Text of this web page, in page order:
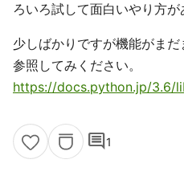
ろいろ試して面白いやり方が
少しばかりですが機能がま
参照してみください。
https://docs.python.jp/3.6/
comment1